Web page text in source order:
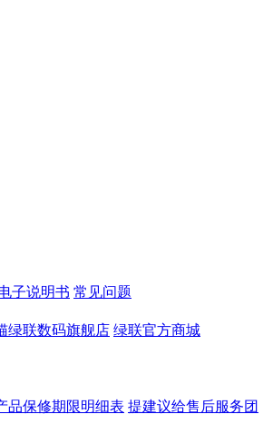
子说明书 常见问题
绿联数码旗舰店 绿联官方商城
品保修期限明细表 提建议给售后服务团